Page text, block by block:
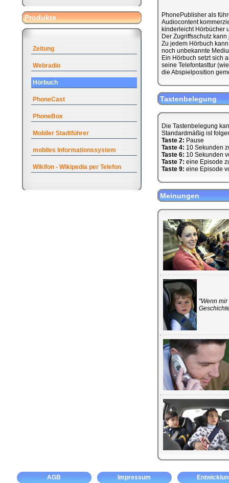
Produkte
Zeitung
Webradio
Hörbuch
PhoneCast
PhoneBox
Mobiler Stadtführer
mobiles Informationssystem
Wikifon - Wikipedia per Telefon
PhonePublisher als
Audiocontent
kinderleicht Hörbücher
Der Zugriffsschutz
Zu jedem Hörbuch
noch unbekannte
Ein Hörbuch setzt sich
seine Telefontasttur
die Abspielposition
Tastenbelegung
Die Tastenbelegung
Standardmäßig ist
Taste 2: Pause
Taste 4: 10 Sekunden
Taste 6: 10 Sekunden
Taste 7: eine Episode
Taste 9: eine Episode
Meinungen
"Wenn
AGB Impressum